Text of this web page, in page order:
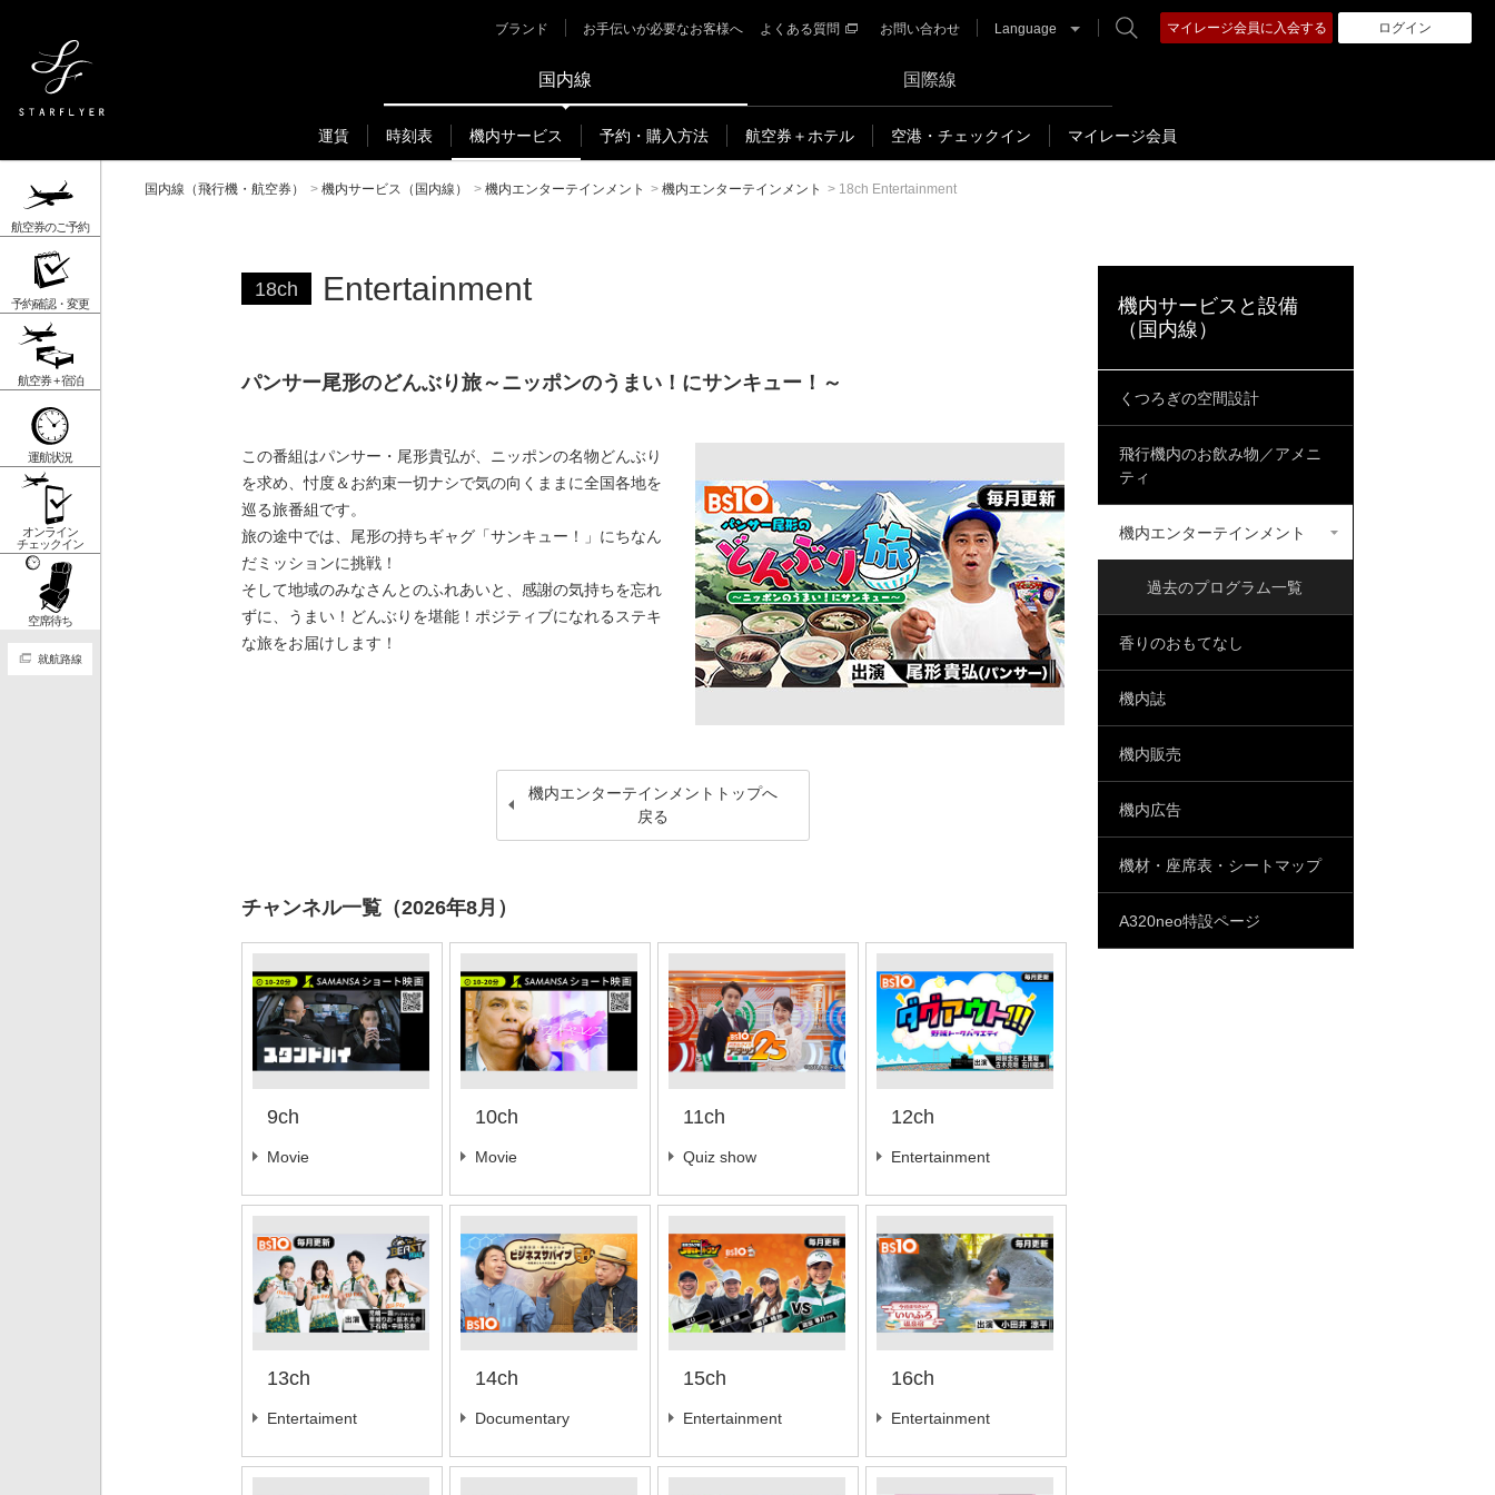
国内線 国際線
運賃 時刻表 機内サービス 予約・購入方法 航空券＋ホテル 空港・チェックイン マイレージ会員
ブランド お手伝いが必要なお客様へ よくある質問 お問い合わせ Language マイレージ会員に入会する ログイン
国内線（飛行機・航空券） > 機内サービス（国内線） > 機内エンターテインメント > 機内エンターテインメント > 18ch Entertainment
18ch Entertainment
パンサー尾形のどんぶり旅～ニッポンのうまい！にサンキュー！～
この番組はパンサー・尾形貴弘が、ニッポンの名物どんぶり
を求め、忖度＆お約束一切ナシで気の向くままに全国各地を
巡る旅番組です。
旅の途中では、尾形の持ちギャグ「サンキュー！」にちなん
だミッションに挑戦！
そして地域のみなさんとのふれあいと、感謝の気持ちを忘れ
ずに、うまい！どんぶりを堪能！ポジティブになれるステキ
な旅をお届けします！
機内エンターテインメントトップへ
戻る
チャンネル一覧（2026年8月）
9ch
Movie
10ch
Movie
11ch
Quiz show
12ch
Entertainment
13ch
Entertaiment
14ch
Documentary
15ch
Entertainment
16ch
Entertainment
機内サービスと設備
（国内線）
くつろぎの空間設計
飛行機内のお飲み物／アメニ
ティ
機内エンターテインメント
過去のプログラム一覧
香りのおもてなし
機内誌
機内販売
機内広告
機材・座席表・シートマップ
A320neo特設ページ
航空券のご予約
予約確認・変更
航空券 + 宿泊
運航状況
オンライン
チェックイン
空席待ち
就航路線